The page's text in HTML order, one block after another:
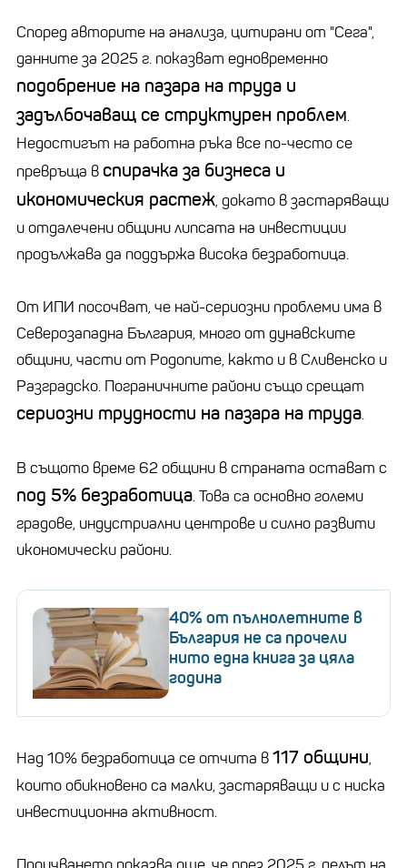
Според авторите на анализа, цитирани от "Сега",
данните за 2025 г. показват едновременно
подобрение на пазара на труда и
задълбочаващ се структурен проблем.
Недостигът на работна ръка все по-често се
превръща вспирачка за бизнеса и
икономическия растеж, докато в застаряващи
и отдалечени общини липсата на инвестиции
продължава да поддържа висока безработица.
От ИПИ посочват, че най-сериозни проблеми има в
Северозападна България, много от дунавските
общини, части от Родопите, както и в Сливенско и
Разградско. Пограничните райони също срещат
сериозни трудности на пазара на труда.
В същото време 62 общини в страната остават с
под 5% безработица. Това са основно големи
градове, индустриални центрове и силно развити
икономически райони.
40% от пълнолетните в
България не са прочели
нито една книга за цяла
година
Над 10% безработица се отчита в117 общини,
които обикновено са малки, застаряващи и с ниска
инвестиционна активност.